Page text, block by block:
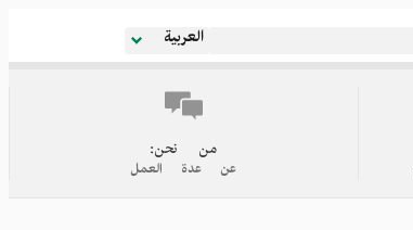
العربية
من نحن:
عن عدة العمل